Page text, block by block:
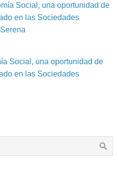
Social, una oportunidad de
en las Sociedades
Social, una oportunidad de
en las Sociedades